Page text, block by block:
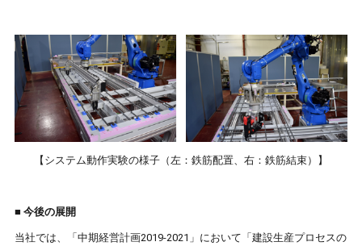
【システム動作実験の様子（左：鉄筋配置、右：鉄筋結束）】
■ 今後の展開
当社では、「中期経営計画2019-2021」において「建設生産プロセスの